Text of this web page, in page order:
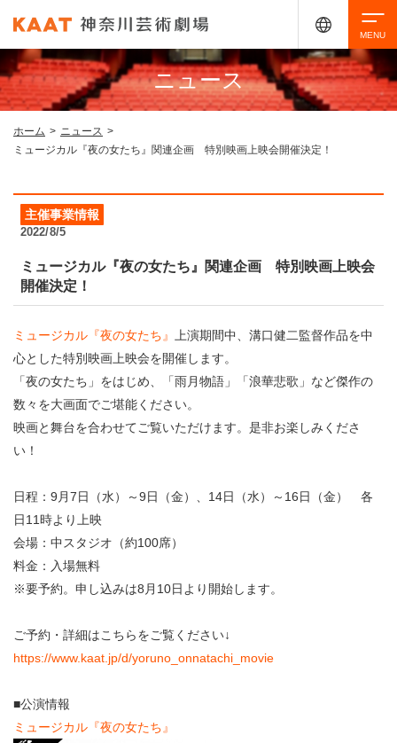
イベントを探す
・ イベント一覧
・ イベントカレンダー
ご来場案内
・ 館内サービス・アクセシビリティ
・ フロアマップ
・ よくある質問
施設を借りる
KAATについて
・ ミッション
・ 芸術監督
・ 施設概要
・ レストラン/カフェ
KAAT 神奈川芸術劇場
検索
ニュース
ホーム > ニュース >
ミュージカル『夜の女たち』関連企画 特別映画上映会開催決定！
主催事業情報
2022/8/5
ミュージカル『夜の女たち』関連企画 特別映画上映会
開催決定！
ミュージカル『夜の女たち』
上演期間中、溝口健二監督作品を中
心とした特別映画上映会を開催します。
「夜の女たち」をはじめ、「雨月物語」「浪華悲歌」など傑作の
数々を大画面でご堪能ください。
映画と舞台を合わせてご覧いただけます。是非お楽しみくださ
い！
日程：9月7日（水）～9日（金）、14日（水）～16日（金） 各
日11時より上映
会場：中スタジオ（約100席）
料金：入場無料
※要予約。申し込みは8月10日より開始します。
ご予約・詳細はこちらをご覧ください↓
https://www.kaat.jp/d/yoruno_onnatachi_movie
■公演情報
ミュージカル『夜の女たち』